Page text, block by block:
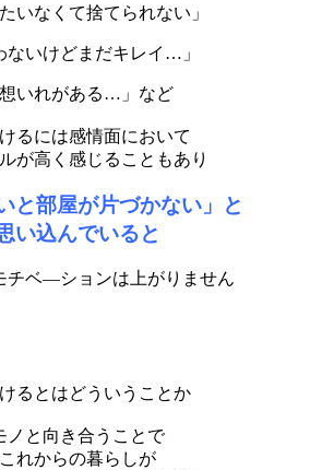
たいなくて捨てられない」
ないけどまだキレイ…」
想いれがある…」など
るには感情面において
が高く感じることもあり
と部屋が片づかない」と
い込んでいると
チベ―ションは上がりません
るとはどういうことか
ノと向き合うことで
これからの暮らしが